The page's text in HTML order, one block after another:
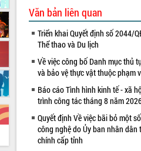
Văn bản liên quan
Triển khai Quyết định số 2044/
Thể thao và Du lịch
Về việc công bố Danh mục thủ
và bảo vệ thực vật thuộc phạm
Báo cáo Tình hình kinh tế - xã
trình công tác tháng 8 năm
Quyết định Về việc bãi bỏ một
công nghệ do Ủy ban nhân
chính cấp tỉnh